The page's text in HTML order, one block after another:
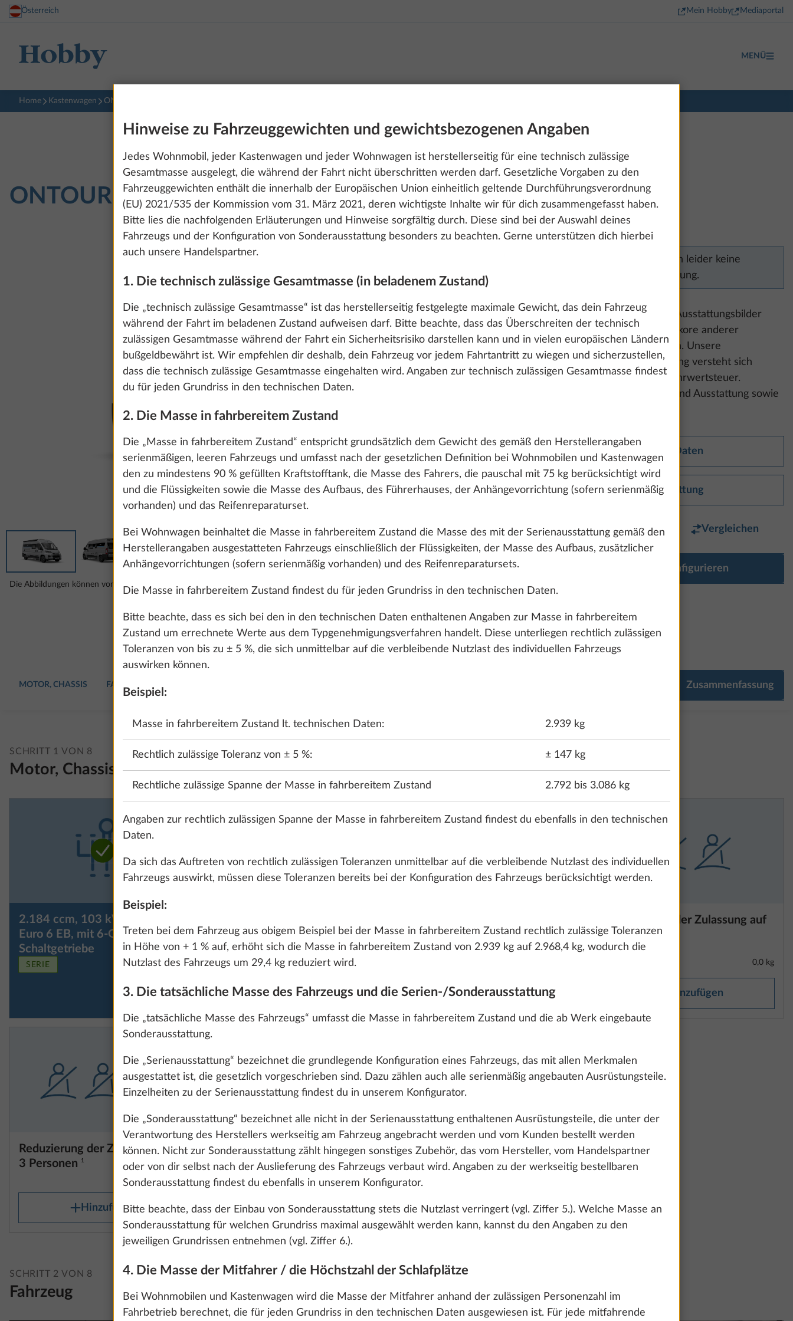
und unsere Kommunikation mit dir zu verbessern. Wir berücksichtigen hierbei deine
Klicken auf „Zustimmen und weiter“ dein Einverständnis gibst. Du kannst deine
Österreich Mein Hobby Mediaportal
MENÜ
Home Kastenwagen ONTOUR VAN
ONTOUR VAN600 FT
Die Abbildungen können von deiner gewählten Konfiguration abweichen.
Für dieses Modell stehen leider keine
Preisangaben zur Verfügung.
Bitte beachte:Die gezeigten Ausstattungsbilder
können Polster- und Möbeldekore anderer
Baureihen und Modelle zeigen. Unsere
unverbindliche Preisempfehlung versteht sich
inklusive der gesetzlichen Mehrwertsteuer.
Änderungen in Konstruktion und Ausstattung sowie
Technische Daten
Serienausstattung
Favorit Vergleichen
Ausstattung konfigurieren
Mehr Informationen
Zusammenfassung
MOTOR, CHASSIS FAHRZEUG
SCHRITT 1 VON 8
Motor, Chassis
2.184 ccm, 103 kW / 140 PS,
Euro 6 EB, mit 6-Gang-
Schaltgetriebe
SERIE
Euro VI E, mit 8-Gang-
Automatikgetriebe
Hinzufügen
Euro 6 EB, mit 8-Gang-
Automatikgetriebe
Hinzufügen
Reduzierung der Zulassung auf
2 Personen
0,0 kg
Hinzufügen
Reduzierung der Zulassung auf
3 Personen
1
0,0 kg
Hinzufügen
Zulassung für 4 Personen
SERIE
SCHRITT 2 VON 8
Fahrzeug
Hinweise zu Fahrzeuggewichten und gewichtsbezogenen Angaben
Jedes Wohnmobil, jeder Kastenwagen und jeder Wohnwagen ist herstellerseitig für eine technisch zulässige
Gesamtmasse ausgelegt, die während der Fahrt nicht überschritten werden darf. Gesetzliche Vorgaben zu den
Fahrzeuggewichten enthält die innerhalb der Europäischen Union einheitlich geltende Durchführungsverordnung
(EU) 2021/535 der Kommission vom 31. März 2021, deren wichtigste Inhalte wir für dich zusammengefasst haben.
Bitte lies die nachfolgenden Erläuterungen und Hinweise sorgfältig durch. Diese sind bei der Auswahl deines
Fahrzeugs und der Konfiguration von Sonderausstattung besonders zu beachten. Gerne unterstützen dich hierbei
auch unsere Handelspartner.
1. Die technisch zulässige Gesamtmasse (in beladenem Zustand)
Die „technisch zulässige Gesamtmasse“ ist das herstellerseitig festgelegte maximale Gewicht, das dein Fahrzeug
während der Fahrt im beladenen Zustand aufweisen darf. Bitte beachte, dass das Überschreiten der technisch
zulässigen Gesamtmasse während der Fahrt ein Sicherheitsrisiko darstellen kann und in vielen europäischen Ländern
bußgeldbewährt ist. Wir empfehlen dir deshalb, dein Fahrzeug vor jedem Fahrtantritt zu wiegen und sicherzustellen,
dass die technisch zulässige Gesamtmasse eingehalten wird. Angaben zur technisch zulässigen Gesamtmasse findest
du für jeden Grundriss in den technischen Daten.
2. Die Masse in fahrbereitem Zustand
Die „Masse in fahrbereitem Zustand“ entspricht grundsätzlich dem Gewicht des gemäß den Herstellerangaben
serienmäßigen, leeren Fahrzeugs und umfasst nach der gesetzlichen Definition bei Wohnmobilen und Kastenwagen
den zu mindestens 90 % gefüllten Kraftstofftank, die Masse des Fahrers, die pauschal mit 75 kg berücksichtigt wird
und die Flüssigkeiten sowie die Masse des Aufbaus, des Führerhauses, der Anhängevorrichtung (sofern serienmäßig
vorhanden) und das Reifenreparaturset.
Bei Wohnwagen beinhaltet die Masse in fahrbereitem Zustand die Masse des mit der Serienausstattung gemäß den
Herstellerangaben ausgestatteten Fahrzeugs einschließlich der Flüssigkeiten, der Masse des Aufbaus, zusätzlicher
Anhängevorrichtungen (sofern serienmäßig vorhanden) und des Reifenreparatursets.
Die Masse in fahrbereitem Zustand findest du für jeden Grundriss in den technischen Daten.
Bitte beachte, dass es sich bei den in den technischen Daten enthaltenen Angaben zur Masse in fahrbereitem
Zustand um errechnete Werte aus dem Typgenehmigungsverfahren handelt. Diese unterliegen rechtlich zulässigen
Toleranzen von bis zu ± 5 %, die sich unmittelbar auf die verbleibende Nutzlast des individuellen Fahrzeugs
auswirken können.
Beispiel:
Masse in fahrbereitem Zustand lt. technischen Daten: 2.939 kg
Rechtlich zulässige Toleranz von ± 5 %: ± 147 kg
Rechtliche zulässige Spanne der Masse in fahrbereitem Zustand 2.792 bis 3.086 kg
Angaben zur rechtlich zulässigen Spanne der Masse in fahrbereitem Zustand findest du ebenfalls in den technischen
Daten.
Da sich das Auftreten von rechtlich zulässigen Toleranzen unmittelbar auf die verbleibende Nutzlast des individuellen
Fahrzeugs auswirkt, müssen diese Toleranzen bereits bei der Konfiguration des Fahrzeugs berücksichtigt werden.
Beispiel:
Treten bei dem Fahrzeug aus obigem Beispiel bei der Masse in fahrbereitem Zustand rechtlich zulässige Toleranzen
in Höhe von + 1 % auf, erhöht sich die Masse in fahrbereitem Zustand von 2.939 kg auf 2.968,4 kg, wodurch die
Nutzlast des Fahrzeugs um 29,4 kg reduziert wird.
3. Die tatsächliche Masse des Fahrzeugs und die Serien-/Sonderausstattung
Die „tatsächliche Masse des Fahrzeugs“ umfasst die Masse in fahrbereitem Zustand und die ab Werk eingebaute
Sonderausstattung.
Die „Serienausstattung“ bezeichnet die grundlegende Konfiguration eines Fahrzeugs, das mit allen Merkmalen
ausgestattet ist, die gesetzlich vorgeschrieben sind. Dazu zählen auch alle serienmäßig angebauten Ausrüstungsteile.
Einzelheiten zu der Serienausstattung findest du in unserem Konfigurator.
Die „Sonderausstattung“ bezeichnet alle nicht in der Serienausstattung enthaltenen Ausrüstungsteile, die unter der
Verantwortung des Herstellers werkseitig am Fahrzeug angebracht werden und vom Kunden bestellt werden
können. Nicht zur Sonderausstattung zählt hingegen sonstiges Zubehör, das vom Hersteller, vom Handelspartner
oder von dir selbst nach der Auslieferung des Fahrzeugs verbaut wird. Angaben zu der werkseitig bestellbaren
Sonderausstattung findest du ebenfalls in unserem Konfigurator.
Bitte beachte, dass der Einbau von Sonderausstattung stets die Nutzlast verringert (vgl. Ziffer 5.). Welche Masse an
Sonderausstattung für welchen Grundriss maximal ausgewählt werden kann, kannst du den Angaben zu den
jeweiligen Grundrissen entnehmen (vgl. Ziffer 6.).
4. Die Masse der Mitfahrer / die Höchstzahl der Schlafplätze
Bei Wohnmobilen und Kastenwagen wird die Masse der Mitfahrer anhand der zulässigen Personenzahl im
Fahrbetrieb berechnet, die für jeden Grundriss in den technischen Daten ausgewiesen ist. Für jede mitfahrende